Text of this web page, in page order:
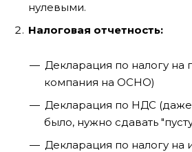
нулевыми.
Налоговая отчетность:
Декларация по налогу на
компания на ОСНО)
Декларация по НДС
было, нужно сдавать
Декларация по налогу на